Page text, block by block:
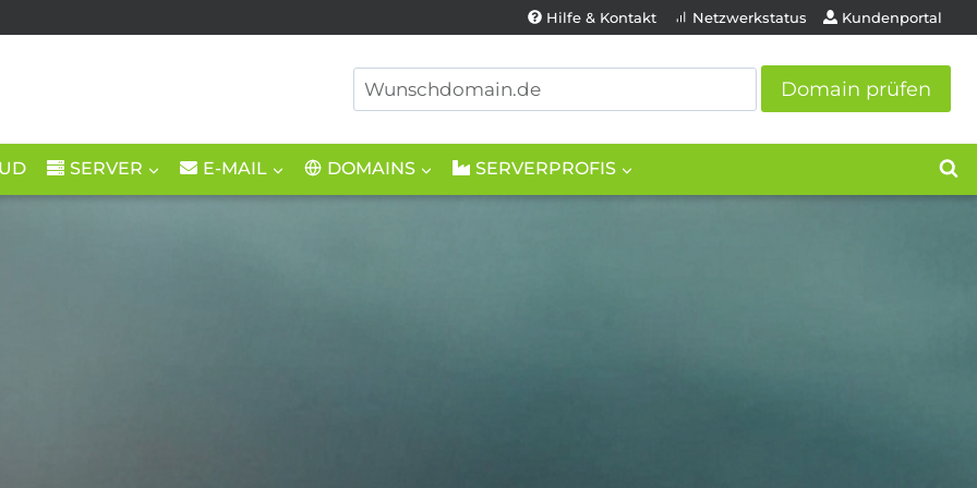
Hilfe & Kontakt Netzwerkstatus Kundenportal
Domain prüfen
SERVER E-MAIL DOMAINS SERVERPROFIS